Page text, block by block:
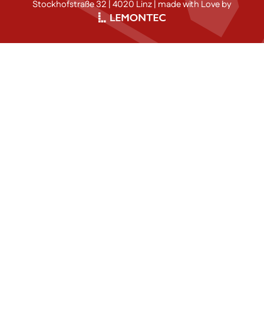
Stockhofstraße 32 | 4020 Linz | made with Love by